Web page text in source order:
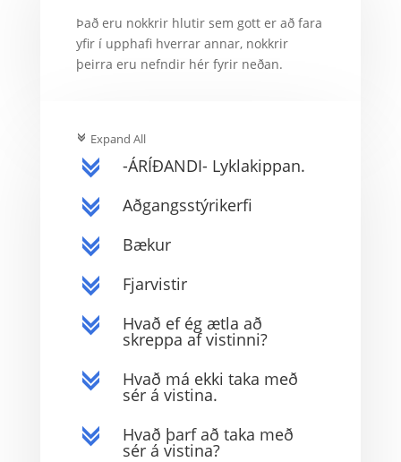
Það eru nokkrir hlutir sem gott er að fara
yfir í upphafi hverrar annar, nokkrir
þeirra eru nefndir hér fyrir neðan.
c Expand All
c -ÁRÍÐANDI- Lyklakippan.
c Aðgangsstýrikerfi
c Bækur
c Fjarvistir
c Hvað ef ég ætla að
skreppa af vistinni?
c Hvað má ekki taka með
sér á vistina.
c Hvað þarf að taka með
sér á vistina?